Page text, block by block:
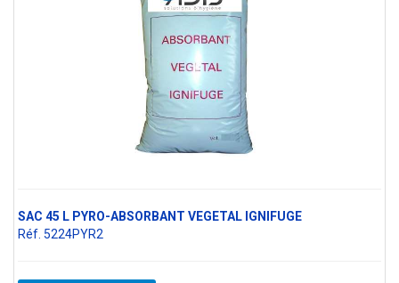
SAC 45 L PYRO-ABSORBANT VEGETAL IGNIFUGE
Réf. 5224PYR2